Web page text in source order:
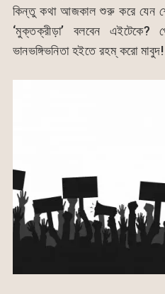
কিন্তু কথা আজকাল শুরু করে যেন
‘মুক্তক্রীড়া’ বলবেন এইটেকে?
ভানভঙ্গিভনিতা হইতে রহম্ করো মাবুদ!